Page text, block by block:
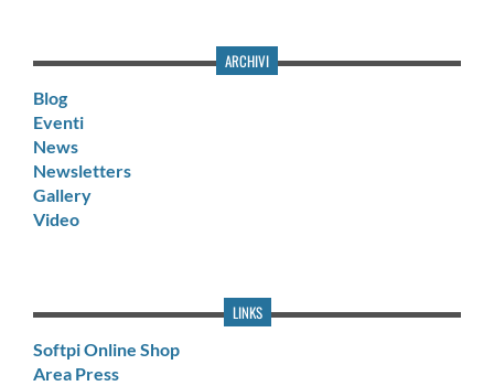
ARCHIVI
Blog
Eventi
News
Newsletters
Gallery
Video
LINKS
Softpi Online Shop
Area Press